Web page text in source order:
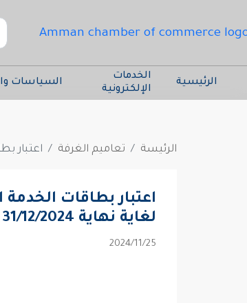
الرئيسية
الخدمات
الإلكترونية
السياسات
الرئيسة تعاميم الغرفة اعتبار
اعتبار بطاقات
لغاية نهاية 31/12/2024
25‏/11‏/2024